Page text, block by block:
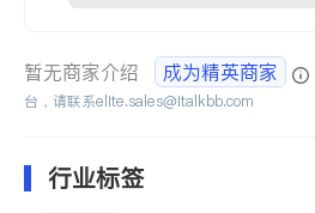
暂无商家介绍 成为精英商家
台，请联系elite.sales@italkbb.com
行业标签